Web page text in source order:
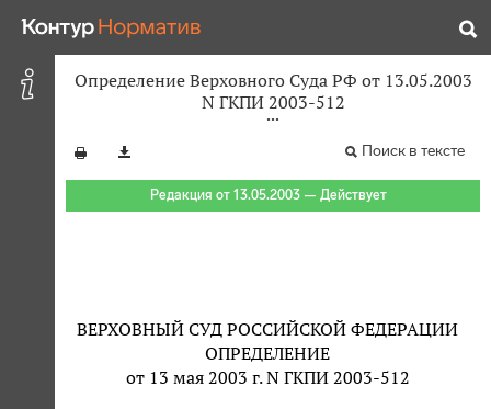
Определение Верховного Суда РФ от 13.05.2003
N ГКПИ 2003-512
Поиск в тексте
Редакция от 13.05.2003 — Действует
ВЕРХОВНЫЙ СУД РОССИЙСКОЙ ФЕДЕРАЦИИ
ОПРЕДЕЛЕНИЕ
от 13 мая 2003 г. N ГКПИ 2003-512